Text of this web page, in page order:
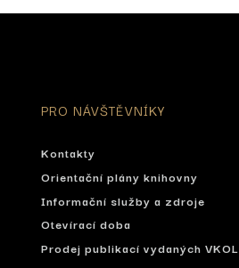
PRO NÁVŠTĚVNÍKY
Kontakty
Orientační plány knihovny
Informační služby a zdroje
Otevírací doba
Prodej publikací vydaných VKOL